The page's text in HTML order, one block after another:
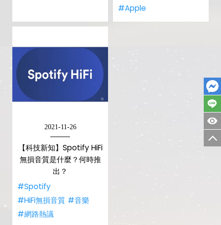
#Apple
2021-11-26
【科技新知】Spotify HiFi
無損音質是什麼？何時推
出？
#Spotify
#HiFi無損音質 #音樂
#網路熱議